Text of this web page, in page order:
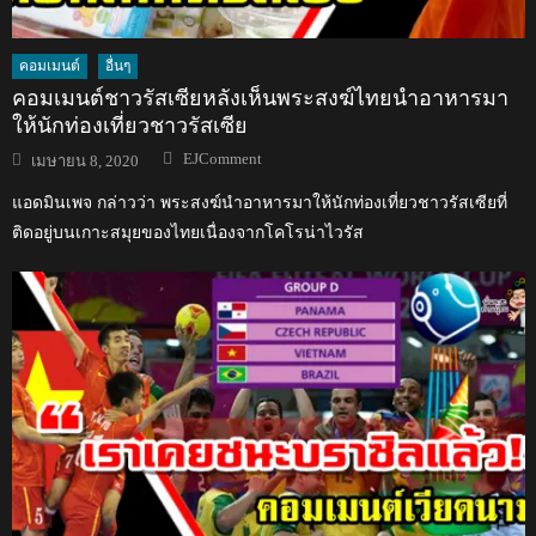
คอมเมนต์ อื่นๆ
คอมเมนต์ชาวรัสเซียหลังเห็นพระสงฆ์ไทยนำอาหารมา
ให้นักท่องเที่ยวชาวรัสเซีย
Posted
on
เมษายน 8, 2020 Author
EJComment
แอดมินเพจ กล่าวว่า พระสงฆ์นำอาหารมาให้นักท่องเที่ยวชาวรัสเซียที่
ติดอยู่บนเกาะสมุยของไทยเนื่องจากโคโรน่าไวรัส